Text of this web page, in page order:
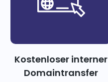
Kostenloser interner
Domaintransfer